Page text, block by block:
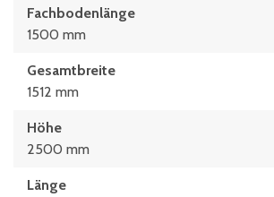
Fachbodenlänge
1500 mm
Gesamtbreite
1512 mm
Höhe
2500 mm
Länge